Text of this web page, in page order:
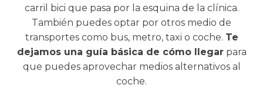
carril bici que pasa por la esquina de la clínica.
También puedes optar por otros medio de
transportes como bus, metro, taxi o coche. Te
dejamos una guía básica de cómo llegarpara
que puedes aprovechar medios alternativos al
coche.